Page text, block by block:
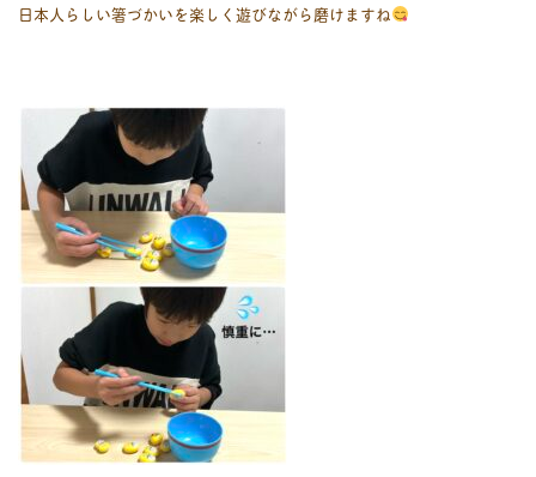
日本人らしい箸づかいを楽しく遊びながら磨けますね